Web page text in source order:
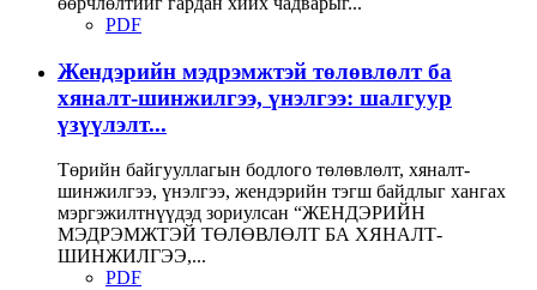
PDF
Жендэрийн мэдрэмжтэй төлөвлөлт ба
хяналт-шинжилгээ, үнэлгээ: шалгуур
үзүүлэлт...
Төрийн байгууллагын бодлого төлөвлөлт, хяналт-
шинжилгээ, үнэлгээ, жендэрийн тэгш байдлыг хангах
мэргэжилтнүүдэд зориулсан “ЖЕНДЭРИЙН
МЭДРЭМЖТЭЙ ТӨЛӨВЛӨЛТ БА ХЯНАЛТ-
ШИНЖИЛГЭЭ,...
PDF